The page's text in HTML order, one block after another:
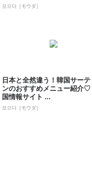
모으다［モウダ］
日本と全然違う！韓国サーテ
ンのおすすめメニュー紹介♡
国情報サイト ...
모으다［モウダ］